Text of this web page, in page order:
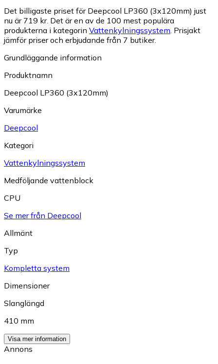
Det billigaste priset för Deepcool LP360 (3x120mm) just
nu är 719 kr. Det är en av de 100 mest populära
produkterna i kategorin Vattenkylningssystem Prisjakt
jämför priser och erbjudande från 7 butiker.
Grundläggande information
Produktnamn
Deepcool LP360 (3x120mm)
Varumärke
Deepcool
Kategori
Vattenkylningssystem
Medföljande vattenblock
CPU
Se mer från Deepcool
Allmänt
Typ
Kompletta system
Dimensioner
Slanglängd
410 mm
Visa mer information
Annons